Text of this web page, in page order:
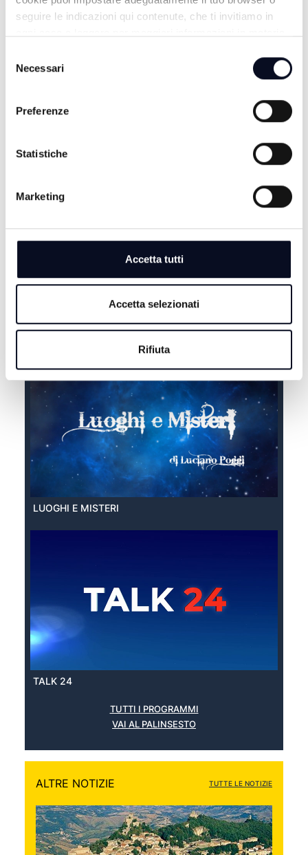
seguire le indicazioni qui contenute, che ti invitiamo in
delNecessari
Preferenze
Statistiche
Marketing
Accetta tutti
Accetta selezionati
Rifiuta
EXTRA ESTATE
LUOGHI E MISTERI
TALK 24
TUTTI I PROGRAMMI
VAI AL PALINSESTO
ALTRE NOTIZIE TUTTE LE NOTIZIE